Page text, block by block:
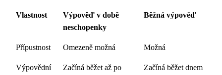
Vlastnost
Výpověď v době
neschopenky
Běžná výpověď
Přípustnost Omezeně možná Možná
Výpovědní
Začíná běžet až po
Začíná běžet dnem